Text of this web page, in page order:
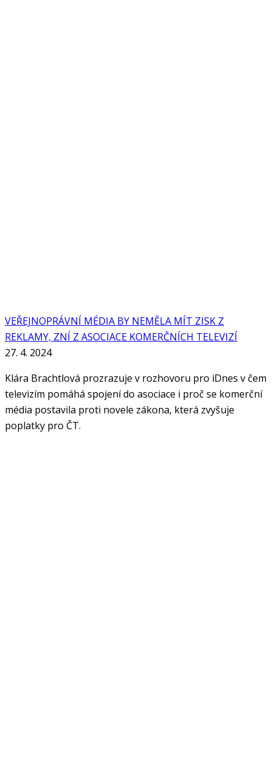
VEŘEJNOPRÁVNÍ MÉDIA BY NEMĚLA MÍT ZISK Z
REKLAMY, ZNÍ Z ASOCIACE KOMERČNÍCH TELEVIZÍ
27. 4. 2024
Klára Brachtlová prozrazuje v rozhovoru pro iDnes v čem
televizím pomáhá spojení do asociace i proč se komerční
média postavila proti novele zákona, která zvyšuje
poplatky pro ČT.